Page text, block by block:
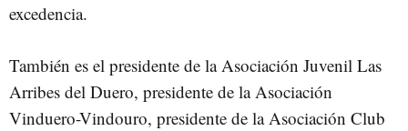
excedencia.
También es el presidente de la Asociación Juvenil Las
Arribes del Duero, presidente de la Asociación
Vinduero-Vindouro, presidente de la Asociación Club